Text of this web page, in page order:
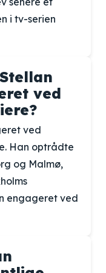
i tv-serien
ved
ved
Han optrådte
og Malmø,
engageret ved